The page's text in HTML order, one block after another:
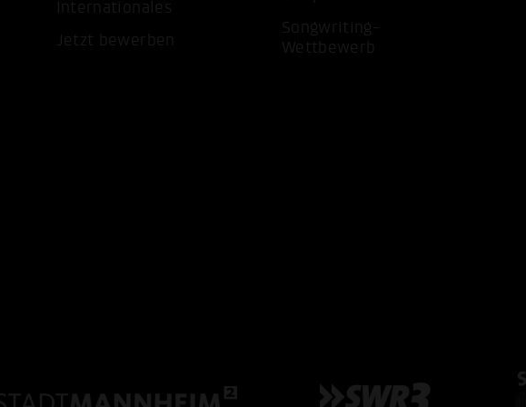
Internationales
Jetzt bewerben
Songwriting-
Wettbewerb